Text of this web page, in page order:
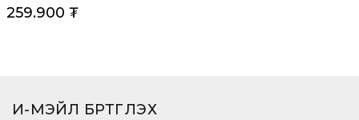
259.900 ₮
И-МЭЙЛ БҮРТГҮҮЛЭХ​